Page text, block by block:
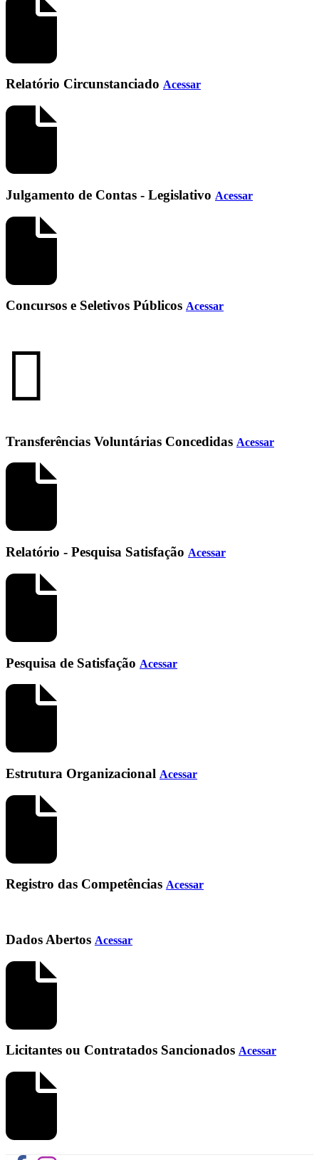
Relatório Circunstanciado Acessar
Julgamento de Contas - Legislativo Acessar
Concursos e Seletivos Públicos Acessar
Transferências Voluntárias Concedidas Acessar
Relatório - Pesquisa Satisfação Acessar
Pesquisa de Satisfação Acessar
Estrutura Organizacional Acessar
Registro das Competências Acessar
Dados Abertos Acessar
Licitantes ou Contratados Sancionados Acessar